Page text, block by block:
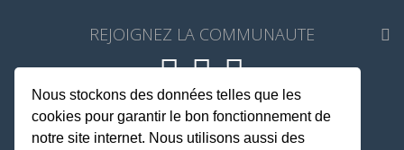
REJOIGNEZ LA COMMUNAUTE
Fait avec♥par TrainMe
© TrainMe 2021
Nous stockons des données telles que les
cookies pour garantir le bon fonctionnement de
notre site internet. Nous utilisons aussi des